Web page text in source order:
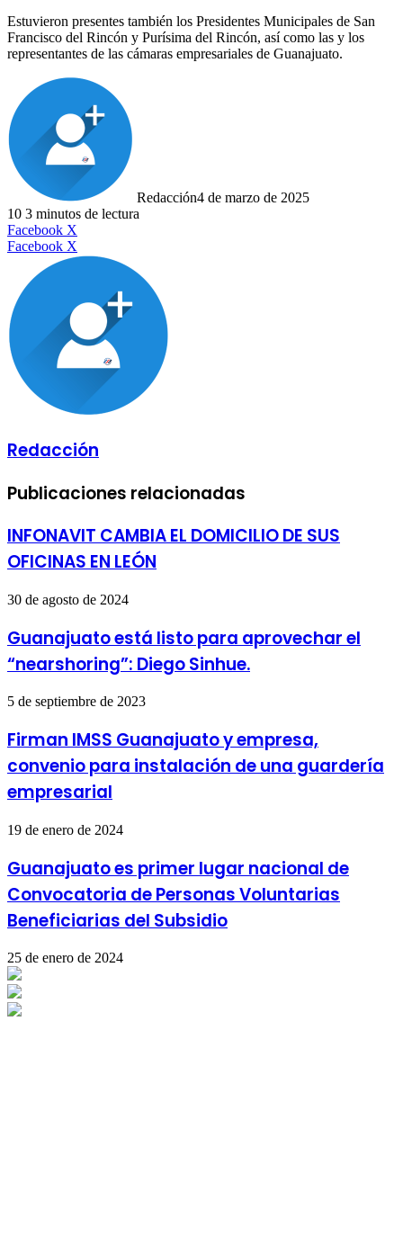
Estuvieron presentes también los Presidentes Municipales de San
Francisco del Rincón y Purísima del Rincón, así como las y los
representantes de las cámaras empresariales de Guanajuato.
Redacción4 de marzo de 2025
10 3 minutos de lectura
Facebook X
Facebook X
por
electrónico
Redacción
Publicaciones relacionadas
INFONAVIT CAMBIA EL DOMICILIO DE SUS
OFICINAS EN LEÓN
30 de agosto de 2024
Guanajuato está listo para aprovechar el
“nearshoring”: Diego Sinhue.
5 de septiembre de 2023
Firman IMSS Guanajuato y empresa,
convenio para instalación de una guardería
empresarial
19 de enero de 2024
Guanajuato es primer lugar nacional de
Convocatoria de Personas Voluntarias
Beneficiarias del Subsidio
25 de enero de 2024